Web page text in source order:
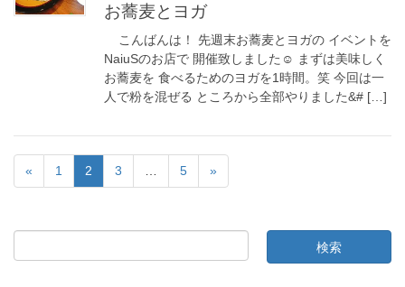
お蕎麦とヨガ
こんばんは！ 先週末お蕎麦とヨガの イベントを
NaiuSのお店で 開催致しました☺︎ まずは美味しく
お蕎麦を 食べるためのヨガを1時間。笑 今回は一
人で粉を混ぜる ところから全部やりました&# […]
« 1 2 3 5 »